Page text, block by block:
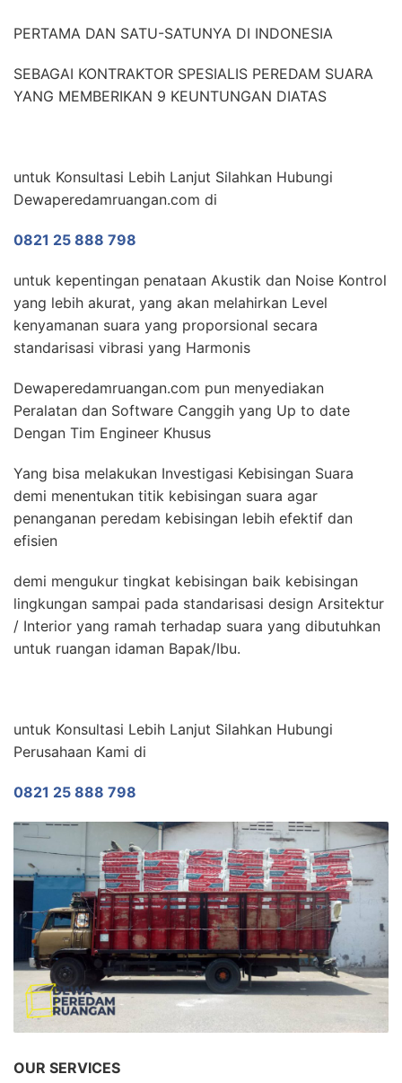
PERTAMA DAN SATU-SATUNYA DI INDONESIA
SEBAGAI KONTRAKTOR SPESIALIS PEREDAM SUARA
YANG MEMBERIKAN 9 KEUNTUNGAN DIATAS
untuk Konsultasi Lebih Lanjut Silahkan Hubungi
Dewaperedamruangan.com di
0821 25 888 798
untuk kepentingan penataan Akustik dan Noise Kontrol
yang lebih akurat, yang akan melahirkan Level
kenyamanan suara yang proporsional secara
standarisasi vibrasi yang Harmonis
Dewaperedamruangan.com pun menyediakan
Peralatan dan Software Canggih yang Up to date
Dengan Tim Engineer Khusus
Yang bisa melakukan Investigasi Kebisingan Suara
demi menentukan titik kebisingan suara agar
penanganan peredam kebisingan lebih efektif dan
efisien
demi mengukur tingkat kebisingan baik kebisingan
lingkungan sampai pada standarisasi design Arsitektur
/ Interior yang ramah terhadap suara yang dibutuhkan
untuk ruangan idaman Bapak/Ibu.
untuk Konsultasi Lebih Lanjut Silahkan Hubungi
Perusahaan Kami di
0821 25 888 798
OUR SERVICES